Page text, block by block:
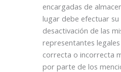
encargadas de
lugar debe efectuar
desactivación de las
representantes
correcta o incorrecta
por parte de los